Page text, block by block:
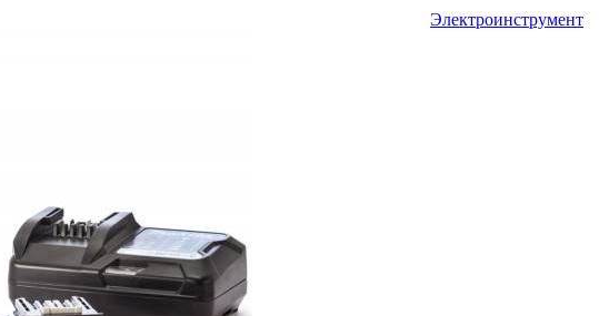
Электроинструмент